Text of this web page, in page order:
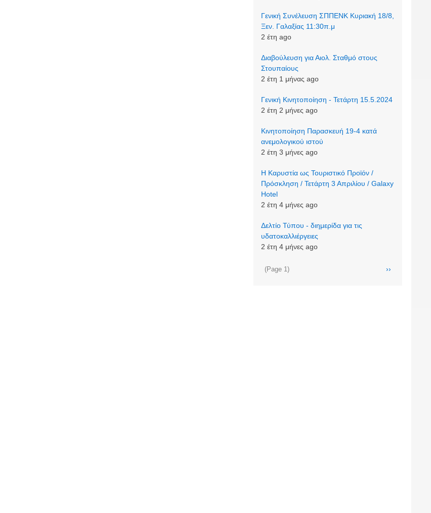
Γενική Συνέλευση ΣΠΠΕΝΚ Κυριακή 18/8,
Ξεν. Γαλαξίας 11:30π.μ
2 έτη ago
Διαβούλευση για Αιολ. Σταθμό στους
Στουπαίους
2 έτη 1 μήνας ago
Γενική Κινητοποίηση - Τετάρτη 15.5.2024
2 έτη 2 μήνες ago
Κινητοποίηση Παρασκευή 19-4 κατά
ανεμολογικού ιστού
2 έτη 3 μήνες ago
Η Καρυστία ως Τουριστικό Προϊόν /
Πρόσκληση / Τετάρτη 3 Απριλίου / Galaxy
Hotel
2 έτη 4 μήνες ago
Δελτίο Τύπου - διημερίδα για τις
υδατοκαλλιέργειες
2 έτη 4 μήνες ago
Σελιδοποίηση
(Page 1)
Next
››